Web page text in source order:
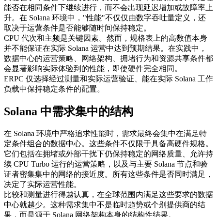
能否在相同条件下继续进行，而不会出现延迟增加或故障率上
升。在 Solana 环境中，"性能"不仅仅由数字吞吐量定义，还
取决于运营条件是否能够随时间保持稳定。
CPU 代次和主频是关键因素。然而，规格表上的高数值本身
并不能保证在实际 Solana 运营中达到预期结果。在实践中，
数据中心的运营策略、网络架构、拥堵行为和资源共享条件都
会显著影响实际体验到的性能，即使硬件完全相同。
ERPC 仅选择经过测量和实际运营验证、能在实际 Solana 工作
负载中保持稳定条件的配置。
Solana 中需求集中的结构
在 Solana 环境中严格追求性能时，需求最终会集中在满足特
定条件组合的数据中心。这些条件不仅限于具备高硬件规格。
它们包括在拥堵或外部干扰下仍保持稳定的网络质量、允许持
续 CPU Turbo 运行的运营策略，以及与主要 Solana 节点和验
证者密集集中的网络的接近度。所有这些条件是否同时满足，
决定了实际运营性能。
比较和测量进行得越认真，在全球范围内满足这些要求的数据
中心就越少。这种需求集中不是临时趋势或个别提供商的结
果，而是源于 Solana 网络架构本身的结构性结果。